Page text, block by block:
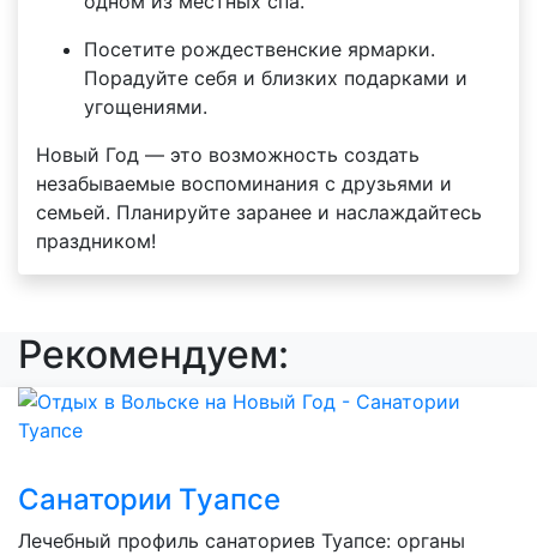
Посетите рождественские ярмарки.
Порадуйте себя и близких подарками и
угощениями.
Новый Год — это возможность создать
незабываемые воспоминания с друзьями и
семьей. Планируйте заранее и наслаждайтесь
праздником!
Рекомендуем:
Санатории Туапсе
Лечебный профиль санаториев Туапсе: органы